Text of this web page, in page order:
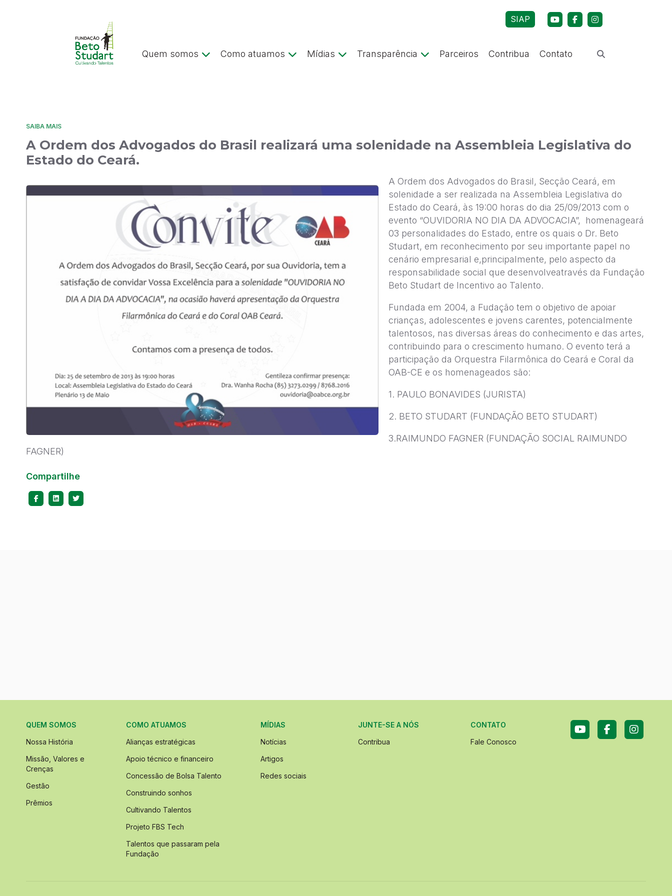
SIAP
Quem somos Como atuamos Mídias Transparência Parceiros Contribua Contato
SAIBA MAIS
A Ordem dos Advogados do Brasil realizará uma solenidade na Assembleia Legislativa do
Estado do Ceará.
A Ordem dos Advogados do Brasil, Secção Ceará, em
solenidade a ser realizada na Assembleia Legislativa do
Estado do Ceará, às 19:00 horas do dia 25/09/2013 com o
evento “OUVIDORIA NO DIA DA ADVOCACIA”, homenageará
03 personalidades do Estado, entre os quais o Dr. Beto
Studart, em reconhecimento por seu importante papel no
cenário empresarial e,principalmente, pelo aspecto da
responsabilidade social que desenvolveatravés da Fundação
Beto Studart de Incentivo ao Talento.
Fundada em 2004, a Fudação tem o objetivo de apoiar
crianças, adolescentes e jovens carentes, potencialmente
talentosos, nas diversas áreas do conhecimento e das artes,
contribuindo para o crescimento humano. O evento terá a
participação da Orquestra Filarmônica do Ceará e Coral da
OAB-CE e os homenageados são:
1. PAULO BONAVIDES (JURISTA)
2. BETO STUDART (FUNDAÇÃO BETO STUDART)
3.RAIMUNDO FAGNER (FUNDAÇÃO SOCIAL RAIMUNDO
FAGNER)
Compartilhe
QUEM SOMOS
Nossa História
Missão, Valores e
Crenças
Gestão
Prêmios
COMO ATUAMOS
Alianças estratégicas
Apoio técnico e financeiro
Concessão de Bolsa Talento
Construindo sonhos
Cultivando Talentos
Projeto FBS Tech
Talentos que passaram pela
Fundação
MÍDIAS
Notícias
Artigos
Redes sociais
JUNTE-SE A NÓS
Contribua
CONTATO
Fale Conosco